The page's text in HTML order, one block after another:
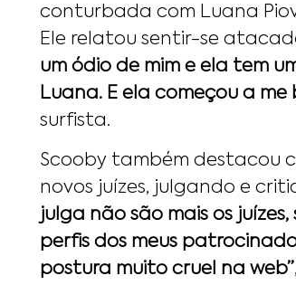
conturbada com Luana
Ele relatou sentir-se
um ódio de mim e ela tem
Luana. E ela começou a
surfista.
Scooby também destacou
novos juízes, julgando e
julga não são mais os
perfis dos meus
postura muito cruel na web”